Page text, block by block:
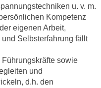
u. v. m.
Kompetenz
eigenen Arbeit,
Selbsterfahrung fällt
sowie
und
d.h. den